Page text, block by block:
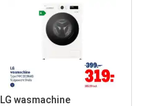
LG wasmachine